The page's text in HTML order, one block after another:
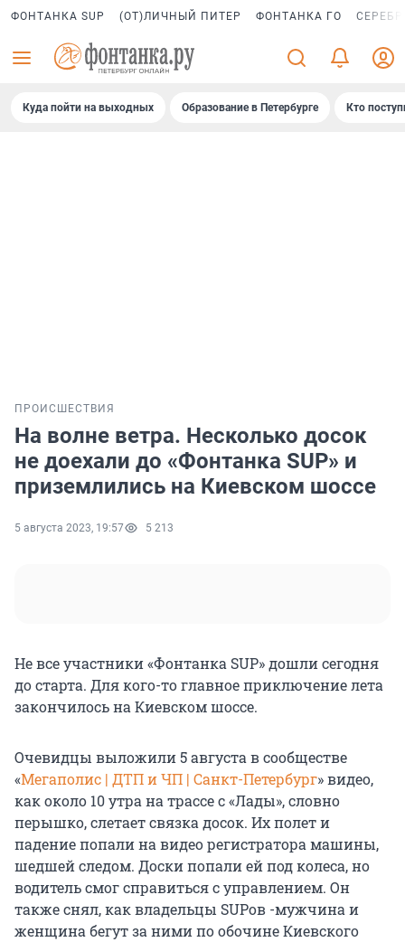
ФОНТАНКА SUP (ОТ)ЛИЧНЫЙ ПИТЕР ФОНТАНКА ГО
Куда пойти на выходных Образование в Петербурге Кто
ПРОИСШЕСТВИЯ
На волне ветра. Несколько досок
не доехали до «Фонтанка SUP» и
приземлились на Киевском шоссе
5 августа 2023, 19:57 5 213
Не все участники «Фонтанка SUP» дошли сегодня
до старта. Для кого-то главное приключение лета
закончилось на Киевском шоссе.
Очевидцы выложили 5 августа в сообществе
«Мегаполис | ДТП и ЧП | Санкт-Петербург» видео,
как около 10 утра на трассе с «Лады», словно
перышко, слетает связка досок. Их полет и
падение попали на видео регистратора машины,
шедшей следом. Доски попали ей под колеса, но
водитель смог справиться с управлением. Он
также снял, как владельцы SUPов -мужчина и
женщина бегут за ними по обочине Киевского